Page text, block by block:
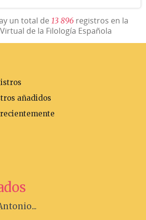
un total de 13 896registros en la
de la Filología Española
añadidos